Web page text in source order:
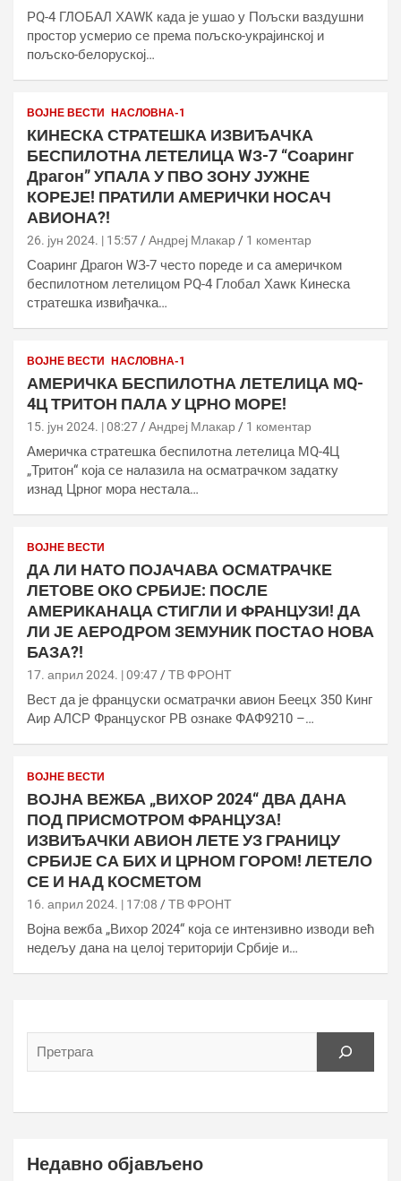
РQ-4 ГЛОБАЛ ХАWК када је ушао у Пољски ваздушни
простор усмерио се према пољско-украјинској и
пољско-белоруској…
ВОЈНЕ ВЕСТИ НАСЛОВНА-1
КИНЕСКА СТРАТЕШКА ИЗВИЂАЧКА
БЕСПИЛОТНА ЛЕТЕЛИЦА WЗ-7 “Соаринг
Драгон” УПАЛА У ПВО ЗОНУ ЈУЖНЕ
КОРЕЈЕ! ПРАТИЛИ АМЕРИЧКИ НОСАЧ
АВИОНА?!
26. јун 2024. | 15:57 Андреј Млакар 1 коментар
Соаринг Драгон WЗ-7 често пореде и са америчком
беспилотном летелицом РQ-4 Глобал Хаwк Кинеска
стратешка извиђачка…
ВОЈНЕ ВЕСТИ НАСЛОВНА-1
АМЕРИЧКА БЕСПИЛОТНА ЛЕТЕЛИЦА МQ-
4Ц ТРИТОН ПАЛА У ЦРНО МОРЕ!
15. јун 2024. | 08:27 Андреј Млакар 1 коментар
Америчка стратешка беспилотна летелица МQ-4Ц
„Тритон“ која се налазила на осматрачком задатку
изнад Црног мора нестала…
ВОЈНЕ ВЕСТИ
ДА ЛИ НАТО ПОЈАЧАВА ОСМАТРАЧКЕ
ЛЕТОВЕ ОКО СРБИЈЕ: ПОСЛЕ
АМЕРИКАНАЦА СТИГЛИ И ФРАНЦУЗИ! ДА
ЛИ ЈЕ АЕРОДРОМ ЗЕМУНИК ПОСТАО НОВА
БАЗА?!
17. април 2024. | 09:47 ТВ ФРОНТ
Вест да је француски осматрачки авион Беецх 350 Кинг
Аир АЛСР Француског РВ ознаке ФАФ9210 –…
ВОЈНЕ ВЕСТИ
ВОЈНА ВЕЖБА „ВИХОР 2024“ ДВА ДАНА
ПОД ПРИСМОТРОМ ФРАНЦУЗА!
ИЗВИЂАЧКИ АВИОН ЛЕТЕ УЗ ГРАНИЦУ
СРБИЈЕ СА БИХ И ЦРНОМ ГОРОМ! ЛЕТЕЛО
СЕ И НАД КОСМЕТОМ
16. април 2024. | 17:08 ТВ ФРОНТ
Војна вежба „Вихор 2024“ која се интензивно изводи већ
недељу дана на целој територији Србије и…
Недавно објављено